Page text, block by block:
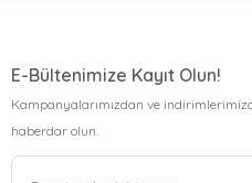
E-Bültenimize Kayıt Olun!
Kampanyalarımızdan ve
haberdar olun.